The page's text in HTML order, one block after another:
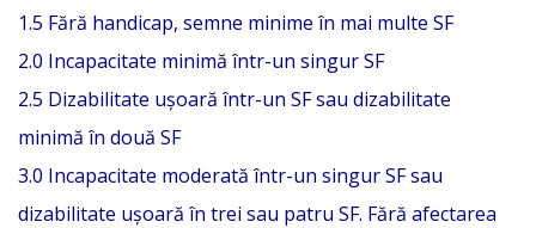
1.5 Fără handicap, semne minime în mai multe SF
2.0 Incapacitate minimă într-un singur SF
2.5 Dizabilitate ușoară într-un SF sau dizabilitate
minimă în două SF
3.0 Incapacitate moderată într-un singur SF sau
dizabilitate ușoară în trei sau patru SF. Fără afectarea